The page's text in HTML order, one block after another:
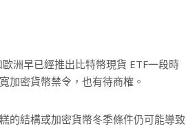
洲早已經推出比特幣現貨 ETF一段時
加密貨幣禁令，也有待商榷。
的結構或加密貨幣冬季條件仍可能導致